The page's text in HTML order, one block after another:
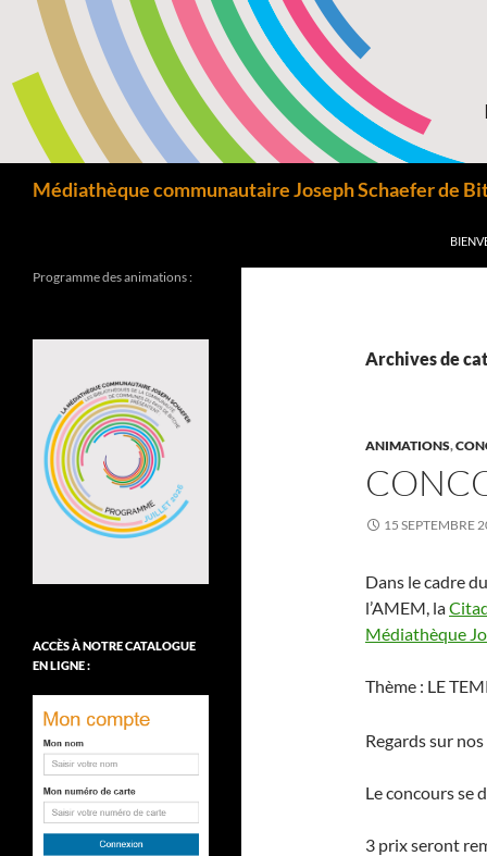
contenu
Médiathèque communautaire Joseph Schaefer de
Archives de
ANIMATIONS,
15 SEPTEMBRE
Dans le cadre
l’AMEM, la
Médiathèque
Thème : LE
Regards sur
Le concours se
3 prix seront
Programme des animations :
ACCÈS À NOTRE CATALOGUE
EN LIGNE :